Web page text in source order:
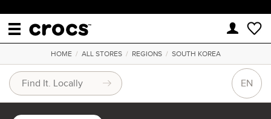
HOME/ ALL STORES/ REGIONS/ SOUTH KOREA
EN